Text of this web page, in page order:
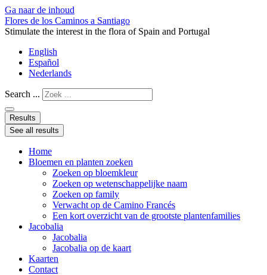
Ga naar de inhoud
Flores de los Caminos a Santiago
Stimulate the interest in the flora of Spain and Portugal
English
Español
Nederlands
Search ...
Results
See all results
Home
Bloemen en planten zoeken
Zoeken op bloemkleur
Zoeken op wetenschappelijke naam
Zoeken op family
Verwacht op de Camino Francés
Een kort overzicht van de grootste plantenfamilies
Jacobalia
Jacobalia
Jacobalia op de kaart
Kaarten
Contact